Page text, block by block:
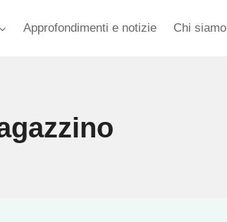
Approfondimenti e notizie Chi siamo